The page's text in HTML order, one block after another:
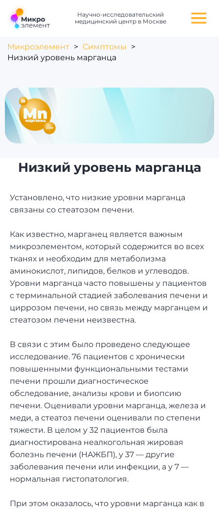
Научно-исследовательский
медицинский центр в Москве
Микроэлемент > Симптомы
>
Низкий уровень марганца
Низкий уровень марганца
Установлено, что низкие уровни марганца
связаны со стеатозом печени.
Как известно, марганец является важным
микроэлементом, который содержится во всех
тканях и необходим для метаболизма
аминокислот, липидов, белков и углеводов.
Уровни марганца часто повышены у пациентов
с терминальной стадией заболевания печени и
циррозом печени, но связь между марганцем и
стеатозом печени неизвестна.
В связи с этим было проведено следующее
исследование. 76 пациентов с хронически
повышенными функциональными тестами
печени прошли диагностическое
обследование, анализы крови и биопсию
печени. Оценивали уровни марганца, железа и
меди, а стеатоз печени оценивали по степени
тяжести. В целом у 32 пациентов была
диагностирована неалкогольная жировая
болезнь печени (НАЖБП), у 37 — другие
заболевания печени или инфекции, а у 7 —
нормальная гистопатология.
При этом оказалось, что уровни марганца как в